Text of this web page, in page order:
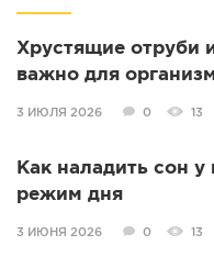
Хрустящие отруби
важно для
3 ИЮЛЯ 2026 0 13
Как наладить сон у
режим дня
3 ИЮНЯ 2026 0 13